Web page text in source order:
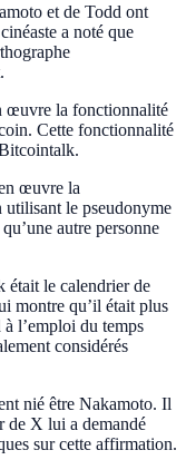
et de Todd ont
a noté que
œuvre la fonctionnalité
Cette fonctionnalité
œuvre la
utilisant le pseudonyme
autre personne
était le calendrier de
montre qu’il était plus
l’emploi du temps
considérés
nié être Nakamoto. Il
de X lui a demandé
sur cette affirmation.